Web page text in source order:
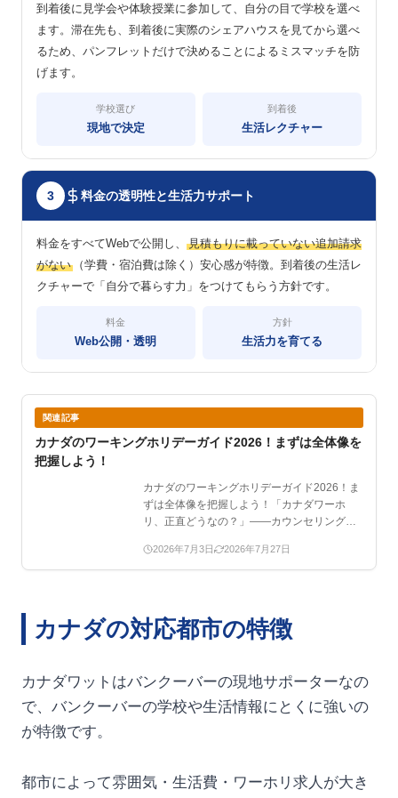
到着後に見学会や体験授業に参加して、自分の目で学校を選べ
ます。滞在先も、到着後に実際のシェアハウスを見てから選べ
るため、パンフレットだけで決めることによるミスマッチを防
げます。
学校選び
現地で決定
到着後
生活レクチャー
3 料金の透明性と生活力サポート
料金をすべてWebで公開し、
見積もりに載っていない追加請求
がない（学費・宿泊費は除く）安心感が特徴。到着後の生活レ
クチャーで「自分で暮らす力」をつけてもらう方針です。
料金
Web公開・透明
方針
生活力を育てる
関連記事
カナダのワーキングホリデーガイド2026！まずは全体像を
把握しよう！
カナダのワーキングホリデーガイド2026！ま
ずは全体像を把握しよう！「カナダワーホ
リ、正直どうなの？」——カウンセリングで
2026年7月3日 2026年7月27日
カナダの対応都市の特徴
カナダワットはバンクーバーの現地サポーターなの
で、バンクーバーの学校や生活情報にとくに強いの
が特徴です。
都市によって雰囲気・生活費・ワーホリ求人が大き